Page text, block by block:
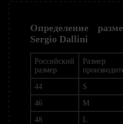
Определение
Sergio Dallini
Российский
размер
Размер
44
S
46
M
48
L